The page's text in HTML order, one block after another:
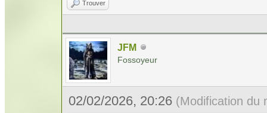
Trouver
JFM
Fossoyeur
02/02/2026, 20:26 (Modification du